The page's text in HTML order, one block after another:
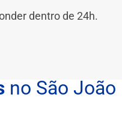
dentro de 24h.
no São João